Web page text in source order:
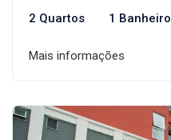
2 Quartos 1 Banheiro
Mais informações